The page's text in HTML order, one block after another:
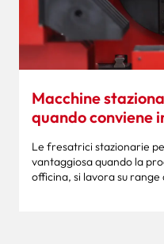
Macchine
quando conviene
Le fresatrici stazionarie
vantaggiosa quando la
officina, si lavora su